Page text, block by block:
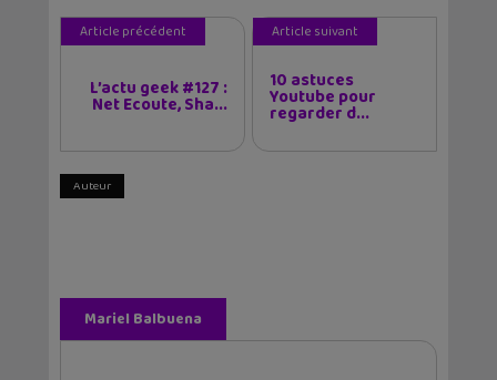
Article précédent
L’actu geek #127 :
Net Ecoute, Sha...
Article suivant
10 astuces
Youtube pour
regarder d...
Auteur
Mariel Balbuena